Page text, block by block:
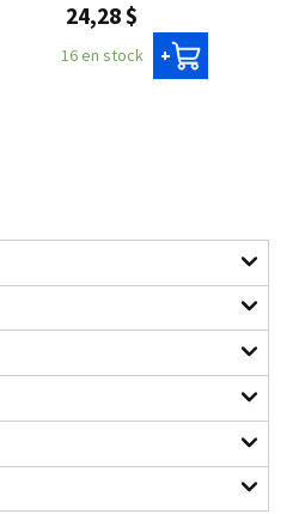
24,28 $
16 en stock +